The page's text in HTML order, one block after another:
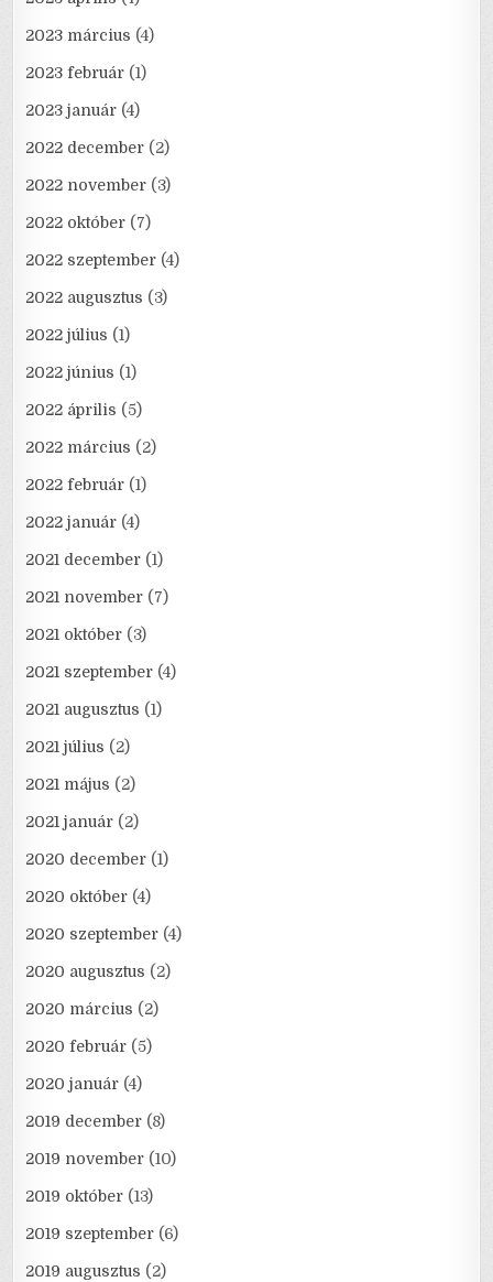
2023 március (4)
2023 február (1)
2023 január (4)
2022 december (2)
2022 november (3)
2022 október (7)
2022 szeptember (4)
2022 augusztus (3)
2022 július (1)
2022 június (1)
2022 április (5)
2022 március (2)
2022 február (1)
2022 január (4)
2021 december (1)
2021 november (7)
2021 október (3)
2021 szeptember (4)
2021 augusztus (1)
2021 július (2)
2021 május (2)
2021 január (2)
2020 december (1)
2020 október (4)
2020 szeptember (4)
2020 augusztus (2)
2020 március (2)
2020 február (5)
2020 január (4)
2019 december (8)
2019 november (10)
2019 október (13)
2019 szeptember (6)
2019 augusztus (2)